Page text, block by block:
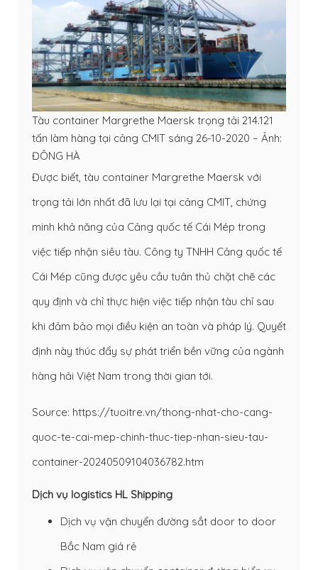
Tàu container Margrethe Maersk trọng tải 214.121
tấn làm hàng tại cảng CMIT sáng 26-10-2020 – Ảnh:
ĐÔNG HÀ
Được biết, tàu container Margrethe Maersk với
trọng tải lớn nhất đã lưu lại tại cảng CMIT, chứng
minh khả năng của Cảng quốc tế Cái Mép trong
việc tiếp nhận siêu tàu. Công ty TNHH Cảng quốc tế
Cái Mép cũng được yêu cầu tuân thủ chặt chẽ các
quy định và chỉ thực hiện việc tiếp nhận tàu chỉ sau
khi đảm bảo mọi điều kiện an toàn và pháp lý. Quyết
định này thúc đẩy sự phát triển bền vững của ngành
hàng hải Việt Nam trong thời gian tới.
Source: https://tuoitre.vn/thong-nhat-cho-cang-
quoc-te-cai-mep-chinh-thuc-tiep-nhan-sieu-tau-
container-20240509104036782.htm
Dịch vụ logistics HL Shipping
Dịch vụ vận chuyển đường sắt door to door
Bắc Nam giá rẻ